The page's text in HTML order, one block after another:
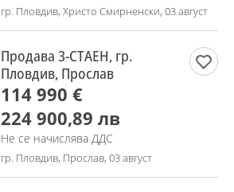
гр. Пловдив, Христо Смирненски, 03 август
Продава 3-СТАЕН, гр.
Пловдив, Прослав
114 990 €
224 900,89 лв
Не се начислява ДДС
гр. Пловдив, Прослав, 03 август